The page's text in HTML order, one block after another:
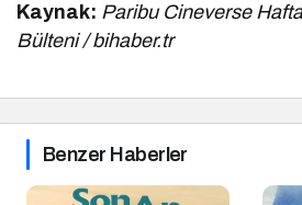
Kaynak: Paribu Cineverse
Bülteni / bihaber.tr
Benzer Haberler